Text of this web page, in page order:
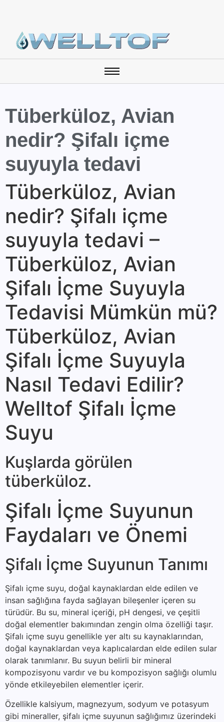
Tüberküloz, Avian
nedir? Şifalı içme
suyuyla tedavi
Tüberküloz, Avian
nedir? Şifalı içme
suyuyla tedavi –
Tüberküloz, Avian
Şifalı İçme Suyuyla
Tedavisi Mümkün mü?
Tüberküloz, Avian
Şifalı İçme Suyuyla
Nasıl Tedavi Edilir?
Welltof Şifalı İçme
Suyu
Kuşlarda görülen
tüberküloz.
Şifalı İçme Suyunun
Faydaları ve Önemi
Şifalı İçme Suyunun Tanımı
Şifalı içme suyu, doğal kaynaklardan elde edilen ve
insan sağlığına fayda sağlayan bileşenler içeren su
türüdür. Bu su, mineral içeriği, pH dengesi, ve çeşitli
doğal elementler bakımından zengin olma özelliği taşır.
Şifalı içme suyu genellikle yer altı su kaynaklarından,
doğal kaynaklardan veya kaplıcalardan elde edilen sular
olarak tanımlanır. Bu suyun belirli bir mineral
kompozisyonu vardır ve bu kompozisyon sağlığı olumlu
yönde etkileyebilen elementler içerir.
Özellikle kalsiyum, magnezyum, sodyum ve potasyum
gibi mineraller, şifalı içme suyunun sağlığımız üzerindeki